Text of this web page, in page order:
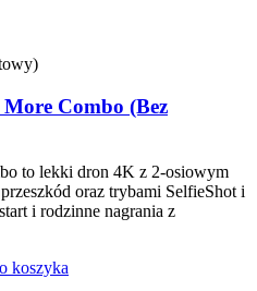
Combo (Bez
to lekki dron 4K z 2-osiowym
oraz trybami SelfieShot i
i rodzinne nagrania z
koszyka